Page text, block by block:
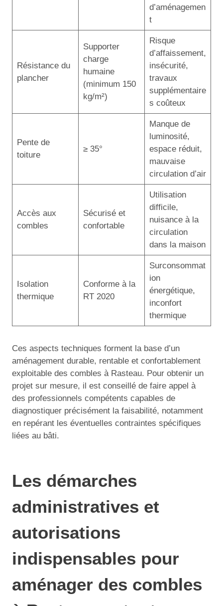
d’aménagemen
t
Résistance du
plancher
Supporter
charge
humaine
(minimum 150
kg/m²)
Risque
d’affaissement,
insécurité,
travaux
supplémentaire
s coûteux
Pente de
toiture
≥ 35°
Manque de
luminosité,
espace réduit,
mauvaise
circulation d’air
Accès aux
combles
Sécurisé et
confortable
Utilisation
difficile,
nuisance à la
circulation
dans la maison
Isolation
thermique
Conforme à la
RT 2020
Surconsommat
ion
énergétique,
inconfort
thermique
Ces aspects techniques forment la base d’un
aménagement durable, rentable et confortablement
exploitable des combles à Rasteau. Pour obtenir un
projet sur mesure, il est conseillé de faire appel à
des professionnels compétents capables de
diagnostiquer précisément la faisabilité, notamment
en repérant les éventuelles contraintes spécifiques
liées au bâti.
Les démarches
administratives et
autorisations
indispensables pour
aménager des combles